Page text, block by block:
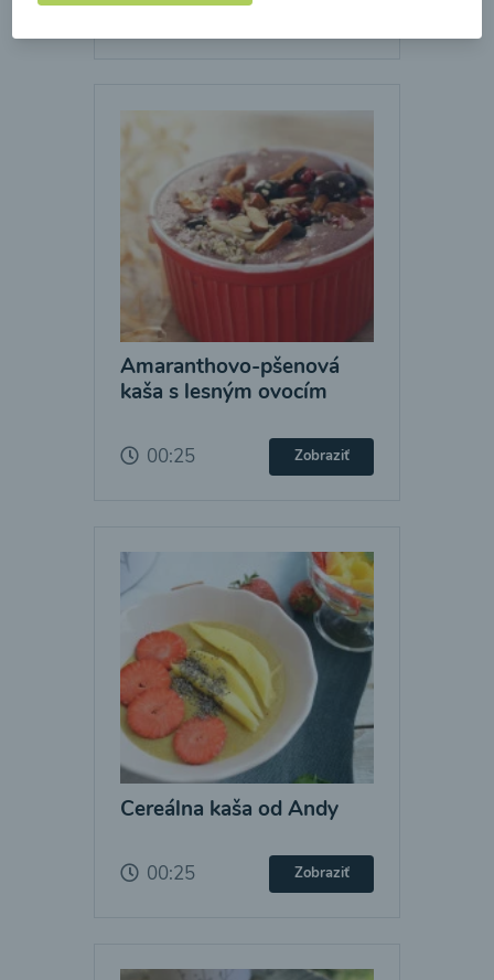
00:25
Amaranthovo-pšenová
kaša s lesným ovocím
00:25 Zobraziť
Cereálna kaša od Andy
00:25 Zobraziť